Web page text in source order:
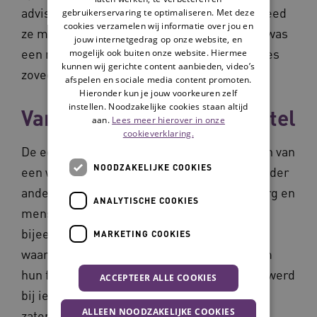
adviseur kwaliteit & veiligheid,deelname, deed
ze mee aan het OntregelLab van Vilans. Dat was
een mooie stok achter de deur om het proces
zoveel mogelijk te ontregelen.
Van 'klaag tea' naar voorstel
De eerste stap in het proces was het vormen van
een werkgroep. In deze werkgroep zaten onder
andere begeleiders, mensen uit de nachtzorg en
mensen uit de dagbesteding. De eerste
bijeenkomst was een 'klaag tea': een sessie
waarin medewerkers alle ruimte kregen om
hun frustraties over het proces te uiten. Zo werd
bij iedere stap gekeken waar de knelpunten
gebruikerservaring te optimaliseren. Met deze
cookies verzamelen wij informatie over jou en
jouw internetgedrag op onze website, en
mogelijk ook buiten onze website. Hiermee
kunnen wij gerichte content aanbieden, video’s
afspelen en sociale media content promoten.
Hieronder kun je jouw voorkeuren zelf
instellen. Noodzakelijke cookies staan altijd
aan. Lees meer hierover in onze
cookieverklaring.
NOODZAKELIJKE COOKIES
ANALYTISCHE COOKIES
MARKETING COOKIES
ACCEPTEER ALLE COOKIES
ALLEEN NOODZAKELIJKE COOKIES